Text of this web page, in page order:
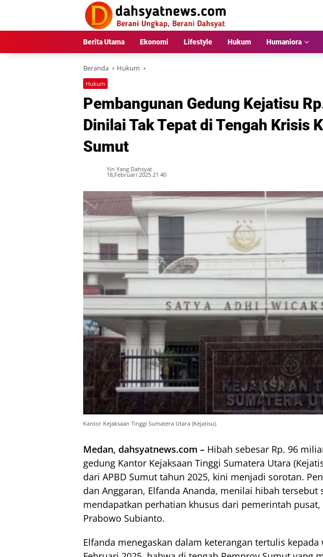
Berita Utama Ekonomi Lifestyle Hukum Humaniora
Beranda Hukum
Hukum
Pembangunan Gedung Kejatisu
Dinilai Tak Tepat di Tengah Krisis
Sumut
Yin Yang Dahsyat
18,Februari 2025 21 40
Kantor Kejaksaan Tinggi Sumatera Utara (Kejatisu).
Medan, dahsyatnews.com – Hibah sebesar Rp. 96
gedung Kantor Kejaksaan Tinggi Sumatera Utara
dari APBD Sumut tahun 2025, kini menjadi sorotan.
dan Anggaran, Elfanda Ananda, menilai hibah tersebut
mendapatkan perhatian khusus dari pemerintah pusat,
Prabowo Subianto.
Elfanda menegaskan dalam keterangan tertulis kepada